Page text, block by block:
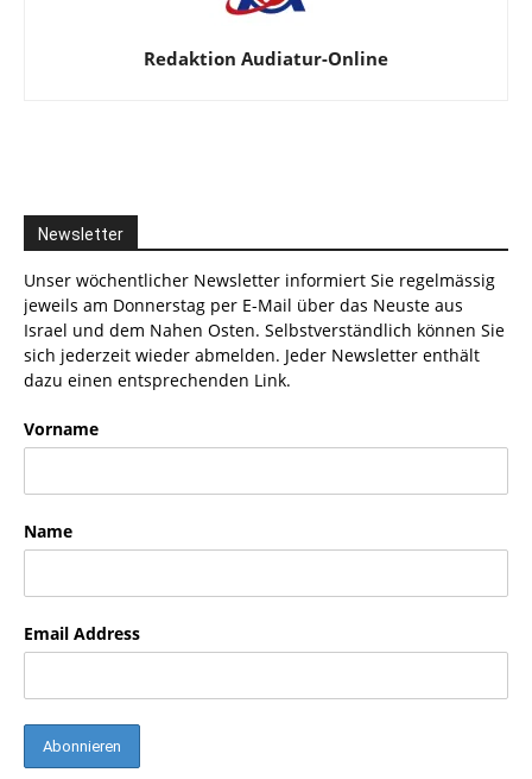
Redaktion Audiatur-Online
Newsletter
Unser wöchentlicher Newsletter informiert Sie regelmässig
jeweils am Donnerstag per E-Mail über das Neuste aus
Israel und dem Nahen Osten. Selbstverständlich können Sie
sich jederzeit wieder abmelden. Jeder Newsletter enthält
dazu einen entsprechenden Link.
Vorname
Name
Email Address